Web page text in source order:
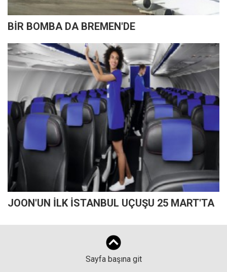
BİR BOMBA DA BREMEN'DE
JOON'UN İLK İSTANBUL UÇUŞU 25 MART'TA
Sayfa başına git